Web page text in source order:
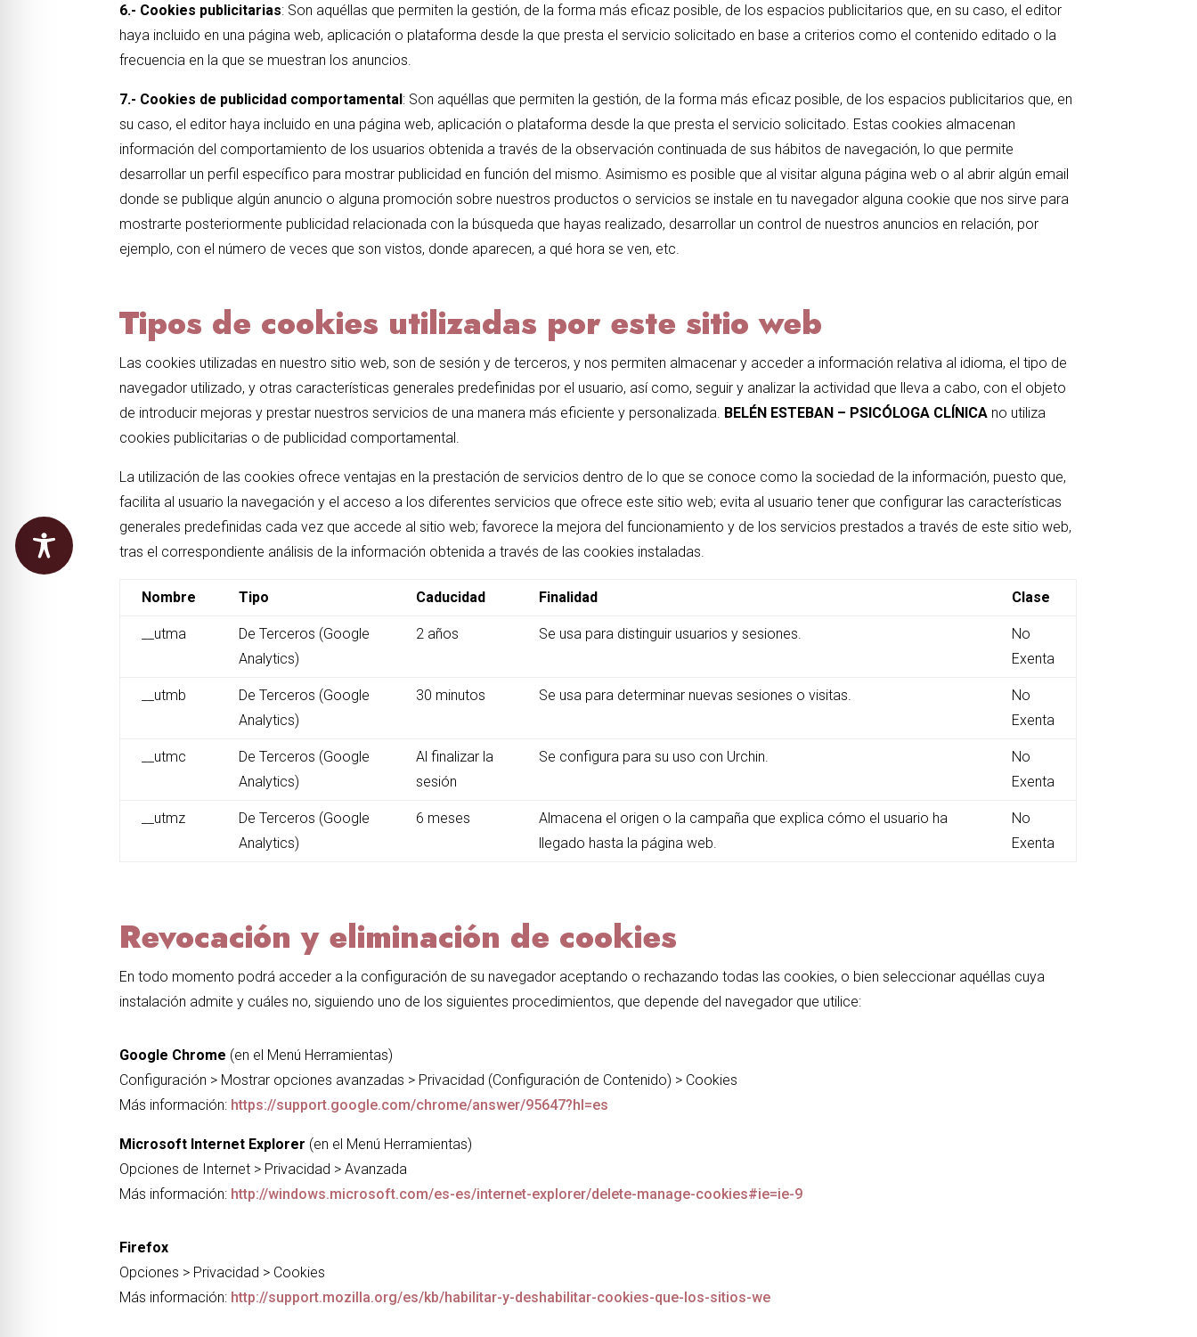
6.- Cookies publicitarias: Son aquéllas que permiten la gestión, de la forma más eficaz posible, de los espacios publicitarios que, en su caso, el editor
haya incluido en una página web, aplicación o plataforma desde la que presta el servicio solicitado en base a criterios como el contenido editado o la
frecuencia en la que se muestran los anuncios.
7.- Cookies de publicidad comportamental: Son aquéllas que permiten la gestión, de la forma más eficaz posible, de los espacios publicitarios que, en
su caso, el editor haya incluido en una página web, aplicación o plataforma desde la que presta el servicio solicitado. Estas cookies almacenan
información del comportamiento de los usuarios obtenida a través de la observación continuada de sus hábitos de navegación, lo que permite
desarrollar un perfil específico para mostrar publicidad en función del mismo. Asimismo es posible que al visitar alguna página web o al abrir algún email
donde se publique algún anuncio o alguna promoción sobre nuestros productos o servicios se instale en tu navegador alguna cookie que nos sirve para
mostrarte posteriormente publicidad relacionada con la búsqueda que hayas realizado, desarrollar un control de nuestros anuncios en relación, por
ejemplo, con el número de veces que son vistos, donde aparecen, a qué hora se ven, etc.
Tipos de cookies utilizadas por este sitio web
Las cookies utilizadas en nuestro sitio web, son de sesión y de terceros, y nos permiten almacenar y acceder a información relativa al idioma, el tipo de
navegador utilizado, y otras características generales predefinidas por el usuario, así como, seguir y analizar la actividad que lleva a cabo, con el objeto
de introducir mejoras y prestar nuestros servicios de una manera más eficiente y personalizada. BELÉN ESTEBAN – PSICÓLOGA CLÍNICA no utiliza
cookies publicitarias o de publicidad comportamental.
La utilización de las cookies ofrece ventajas en la prestación de servicios dentro de lo que se conoce como la sociedad de la información, puesto que,
facilita al usuario la navegación y el acceso a los diferentes servicios que ofrece este sitio web; evita al usuario tener que configurar las características
generales predefinidas cada vez que accede al sitio web; favorece la mejora del funcionamiento y de los servicios prestados a través de este sitio web,
tras el correspondiente análisis de la información obtenida a través de las cookies instaladas.
Nombre Tipo Caducidad Finalidad Clase
__utma
De Terceros (Google
Analytics)
2 años Se usa para distinguir usuarios y sesiones.
No
Exenta
__utmb
De Terceros (Google
Analytics)
30 minutos Se usa para determinar nuevas sesiones o visitas.
No
Exenta
__utmc
De Terceros (Google
Analytics)
Al finalizar la
sesión
Se configura para su uso con Urchin.
No
Exenta
__utmz
De Terceros (Google
Analytics)
6 meses
Almacena el origen o la campaña que explica cómo el usuario ha
llegado hasta la página web.
No
Exenta
Revocación y eliminación de cookies
En todo momento podrá acceder a la configuración de su navegador aceptando o rechazando todas las cookies, o bien seleccionar aquéllas cuya
instalación admite y cuáles no, siguiendo uno de los siguientes procedimientos, que depende del navegador que utilice:
Google Chrome (en el Menú Herramientas)
Configuración > Mostrar opciones avanzadas > Privacidad (Configuración de Contenido) > Cookies
Más información: https://support.google.com/chrome/answer/95647?hl=es
Microsoft Internet Explorer (en el Menú Herramientas)
Opciones de Internet > Privacidad > Avanzada
Más información: http://windows.microsoft.com/es-es/internet-explorer/delete-manage-cookies#ie=ie-9
Firefox
Opciones > Privacidad > Cookies
Más información: http://support.mozilla.org/es/kb/habilitar-y-deshabilitar-cookies-que-los-sitios-we